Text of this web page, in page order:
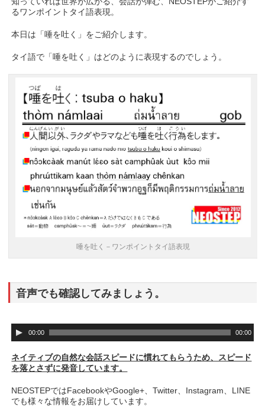
るワンポイントタイ語表現。
本日は「唾を吐く」をご紹介します。
タイ語で「唾を吐く」はどのように表現するのでしょう。
唾を吐く－ワンポイントタイ語表現
音声でも確認してみましょう。
音
声
レ
ー
ー
00:00 00:00
ネイティブの自然な会話スピードに慣れてもらうため、スピード
を落とさずに発音しています。
NEOSTEPではFacebookやGoogle+、Twitter、Instagram、LINE
でも様々な情報をお届けしています。